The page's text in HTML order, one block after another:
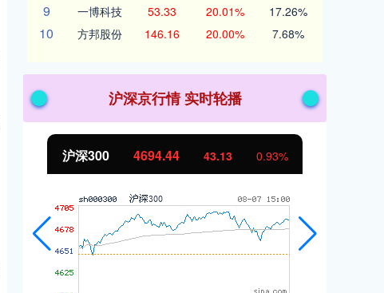
9 一博科技 53.33 20.01% 17.26%
10 方邦股份 146.16 20.00% 7.68%
沪深京行情 实时轮播
沪深300 4694.44 43.13 0.93%